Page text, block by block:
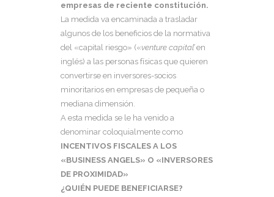
empresas de reciente constitución.
La medida va encaminada a trasladar
algunos de los beneficios de la normativa
del «capital riesgo» («venture capital’en
inglés) a las personas físicas que quieren
convertirse en inversores-socios
minoritarios en empresas de pequeña o
mediana dimensión.
A esta medida se le ha venido a
denominar coloquialmente como
INCENTIVOS FISCALES A LOS
«BUSINESS ANGELS» O «INVERSORES
DE PROXIMIDAD»
¿QUIÉN PUEDE BENEFICIARSE?